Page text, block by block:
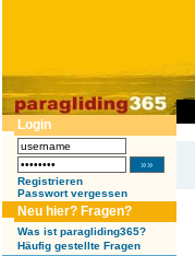
Login
Registrieren
Passwort vergessen
Neu hier? Fragen?
Was ist paragliding365?
Häufig gestellte Fragen